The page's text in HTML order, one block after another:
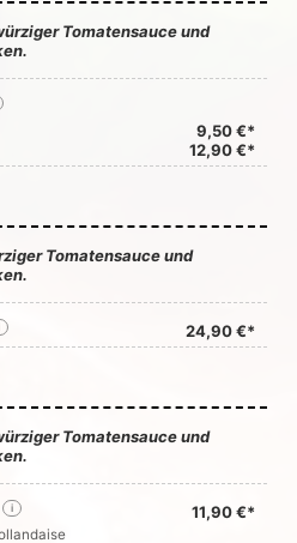
Tomatensauce und
9,50 €*
12,90 €*
Tomatensauce und
24,90 €*
Tomatensauce und
11,90 €*
i